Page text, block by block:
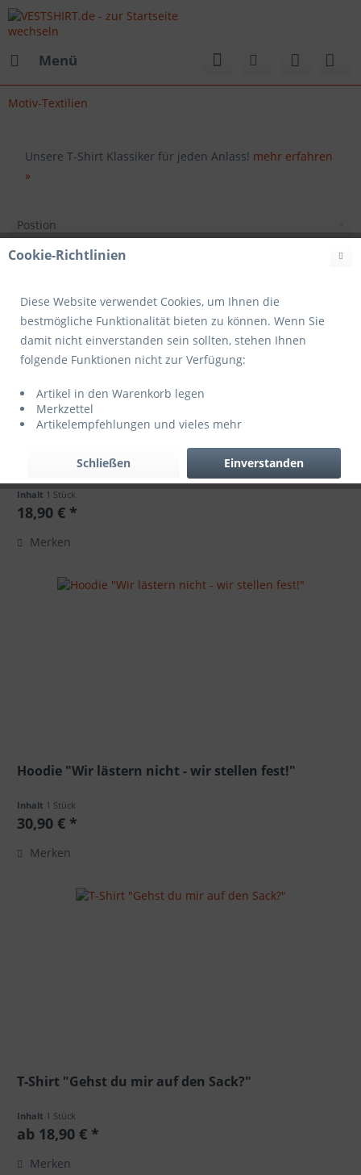
Menü
Motiv-Textilien
Unsere T-Shirt Klassiker für jeden Anlass! mehr erfahren
»
T-Shirt "Wir lästern nicht - wir stellen fest!"
Inhalt 1 Stück
18,90 € *
Merken
Hoodie "Wir lästern nicht - wir stellen fest!"
Inhalt 1 Stück
30,90 € *
Merken
T-Shirt "Gehst du mir auf den Sack?"
Inhalt 1 Stück
ab 18,90 € *
Merken
Cookie-Richtlinien
Diese Website verwendet Cookies, um Ihnen die
bestmögliche Funktionalität bieten zu können. Wenn Sie
damit nicht einverstanden sein sollten, stehen Ihnen
folgende Funktionen nicht zur Verfügung:
Artikel in den Warenkorb legen
Merkzettel
Artikelempfehlungen und vieles mehr
Einverstanden
Schließen